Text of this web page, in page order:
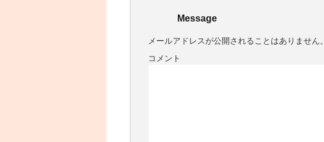
Message
メールアドレスが公開されることはありません。
コメント